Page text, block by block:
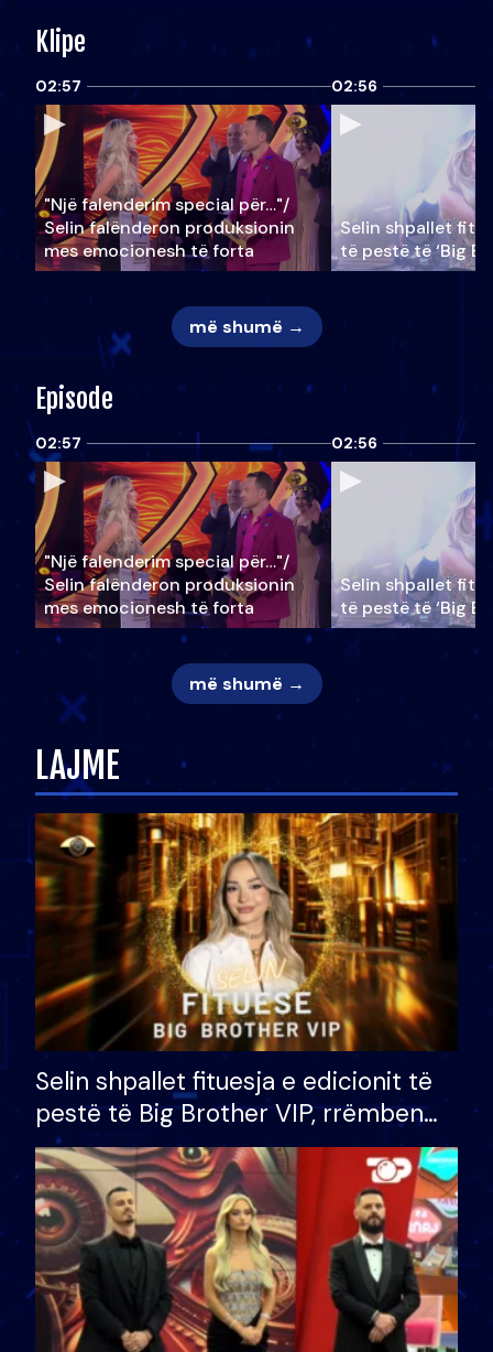
Klipe
02:57
"Një falenderim special për…"/
Selin falënderon produksionin
mes emocionesh të forta
02:56
Selin shpallet
të pestë të ‘Big
më shumë →
Episode
02:57
"Një falenderim special për…"/
Selin falënderon produksionin
mes emocionesh të forta
02:56
Selin shpallet
të pestë të ‘Big
më shumë →
LAJME
Selin shpallet fituesja e edicionit të
pestë të Big Brother VIP, rrëmben
çmimin e madh prej 100 mijë eurosh